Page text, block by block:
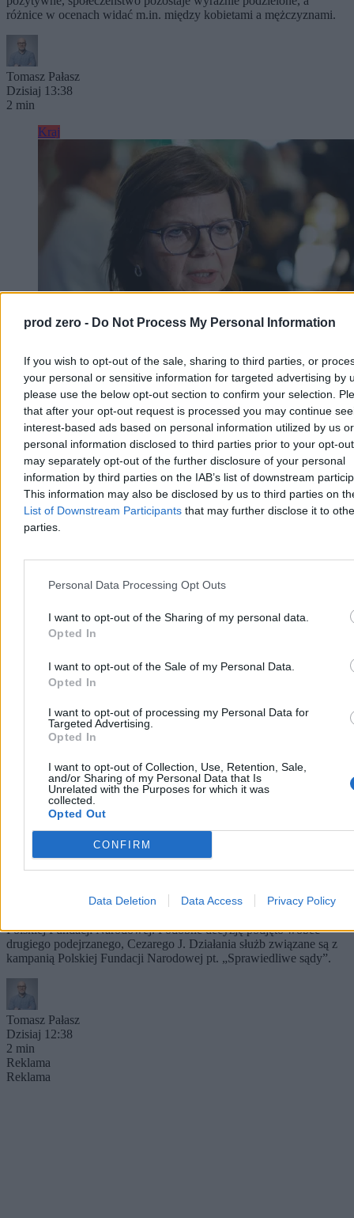
prod zero - Do Not Process My Personal Information
If you wish to opt-out of the sale, sharing to third parties, or
your personal or sensitive information for targeted advertising by
please use the below opt-out section to confirm your selection.
that after your opt-out request is processed you may continue
interest-based ads based on personal information utilized by us or
personal information disclosed to third parties prior to your opt-
may separately opt-out of the further disclosure of your personal
information by third parties on the IAB’s list of downstream
This information may also be disclosed by us to third parties on
List of Downstream Participants that may further disclose it to
parties.
Personal Data Processing Opt Outs
I want to opt-out of the Sharing of my personal data.
Opted In
I want to opt-out of the Sale of my Personal Data.
Opted In
I want to opt-out of processing my Personal Data for
Targeted Advertising.
Opted In
I want to opt-out of Collection, Use, Retention, Sale,
and/or Sharing of my Personal Data that Is
Unrelated with the Purposes for which it was
collected.
Opted Out
CONFIRM
Data Deletion Data Access Privacy Policy
różnice w ocenach widać m.in. między kobietami a mężczyznami.
Tomasz Pałasz
Dzisiaj 13:38
2 min
Kraj
Leszczyna przegrała w sądzie z Warchołem. Jej
portfel to odczuje
Izabela Leszczyna przegrała proces o ochronę dóbr osobistych z
byłym wiceministrem sprawiedliwości Marcinem Warchołem. Sąd
Apelacyjny w Rzeszowie prawomocnie nakazał
wiceprzewodniczącej KO opublikowanie przeprosin na platformie
X oraz wpłatę na rzecz hospicjum dla dzieci.
Dzisiaj 13:17
Prokuratura zabezpieczyła majątek Macieja
Świrskiego. Chodzi o sprawę sprzed lat
Rzeszowska prokuratura zabezpieczyła majątek Macieja Świrskiego
Polskiej Fundacji Narodowej. Podobne decyzję podjęto wobec
drugiego podejrzanego, Cezarego J. Działania służb związane są z
kampanią Polskiej Fundacji Narodowej pt. „Sprawiedliwe sądy”.
Tomasz Pałasz
Dzisiaj 12:38
2 min
Reklama
Reklama